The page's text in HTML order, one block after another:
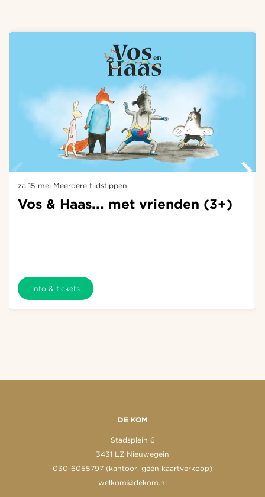
Vos & Haas... met vrienden (3+)
za 15 mei Meerdere tijdstippen
info & tickets
DE KOM
Stadsplein 6
3431 LZ Nieuwegein
030-6055797 (kantoor, géén kaartverkoop)
welkom@dekom.nl